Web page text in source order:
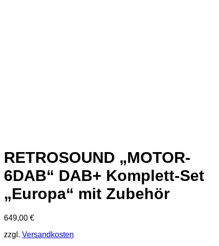
RETROSOUND „MOTOR-
6DAB“ DAB+ Komplett-Set
„Europa“ mit Zubehör
649,00 €
zzgl. Versandkosten